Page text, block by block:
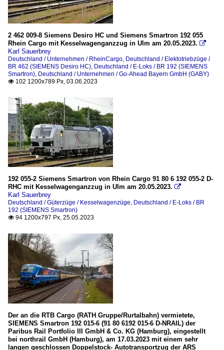
2 462 009-8 Siemens Desiro HC und Siemens Smartron 192 055
Rhein Cargo mit Kesselwagenganzzug in Ulm am 20.05.2023. 
Karl Sauerbrey
Deutschland / Unternehmen / RheinCargo Deutschland / Elektotriebzüge /
BR 462 (SIEMENS Desiro HC) Deutschland / E-Loks / BR 192 (SIEMENS
Smartron) Deutschland / Unternehmen / Go-Ahead Bayern GmbH (GABY)
 102 1200x789 Px, 03.06.2023
192 055-2 Siemens Smartron von Rhein Cargo 91 80 6 192 055-2 D-
RHC mit Kesselwagenganzzug in Ulm am 20.05.2023. 
Karl Sauerbrey
Deutschland / Güterzüge / Kesselwagenzüge Deutschland / E-Loks / BR
192 (SIEMENS Smartron)
 94 1200x797 Px, 25.05.2023
Der an die RTB Cargo (RATH Gruppe/Rurtalbahn) vermietete,
SIEMENS Smartron 192 015-6 (91 80 6192 015-6 D-NRAIL) der
Paribus Rail Portfolio III GmbH & Co. KG (Hamburg), eingestellt
bei northrail GmbH (Hamburg), am 17.03.2023 mit einem sehr
langen geschlossen Doppelstock- Autotransportzug der ARS